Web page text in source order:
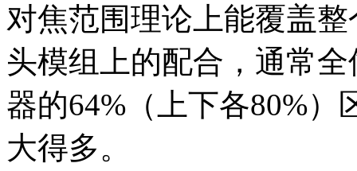
对焦范围理论上能覆盖
头模组上的配合，通常
器的64%（上下各80%
大得多。